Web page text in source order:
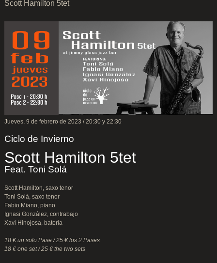
Scott Hamilton 5tet
Jueves, 9 de febrero de 2023 / 20:30 y 22:30
Ciclo de Invierno
Scott Hamilton 5tet
Feat. Toni Solá
Scott Hamilton, saxo tenor
Toni Solá, saxo tenor
Fabio Miano, piano
Ignasi González, contrabajo
Xavi Hinojosa, batería
18 € un solo Pase / 25 € los 2 Pases
18 € one set / 25 € the two sets